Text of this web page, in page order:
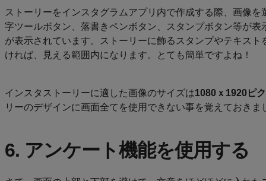
ストーリーをインスタグラムアプリ内で作成する際、画像
字ツールボタン、落書きペンボタン、スタンプボタン等が表
が表示されています。ストーリーに飾るスタンプやテキス
ければ、見える範囲内になります。とても簡単ですよね！
インスタストーリーに適した画像のサイズは1080ｘ1920ピ
リーのデザインに画面全てを使用できない事を覚えておきま
6. アンケート機能を使用する